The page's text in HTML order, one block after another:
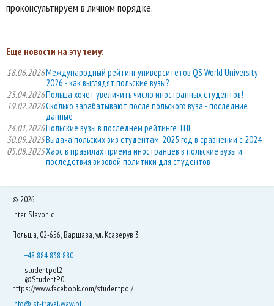
проконсультируем в личном порядке.
Еще новости на эту тему:
18.06.2026Международный рейтинг университетов QS World University
2026 - как выглядят польские вузы?
23.04.2026Польша хочет увеличить число иностранных студентов!
19.02.2026Сколько зарабатывают после польского вуза - последние
данные
24.01.2026Польские вузы в последнем рейтинге THE
30.09.2025Выдача польских виз студентам: 2025 год в сравнении с 2024
05.08.2025Хаос в правилах приема иностранцев в польские вузы и
последствия визовой политики для студентов
© 2026
Inter Slavonic
Польша, 02-656, Варшава, ул. Ксаверув 3
+48 884 838 880
studentpol2
@StudentP0l
https://www.facebook.com/studentpol/
info@ist-travel.waw.pl